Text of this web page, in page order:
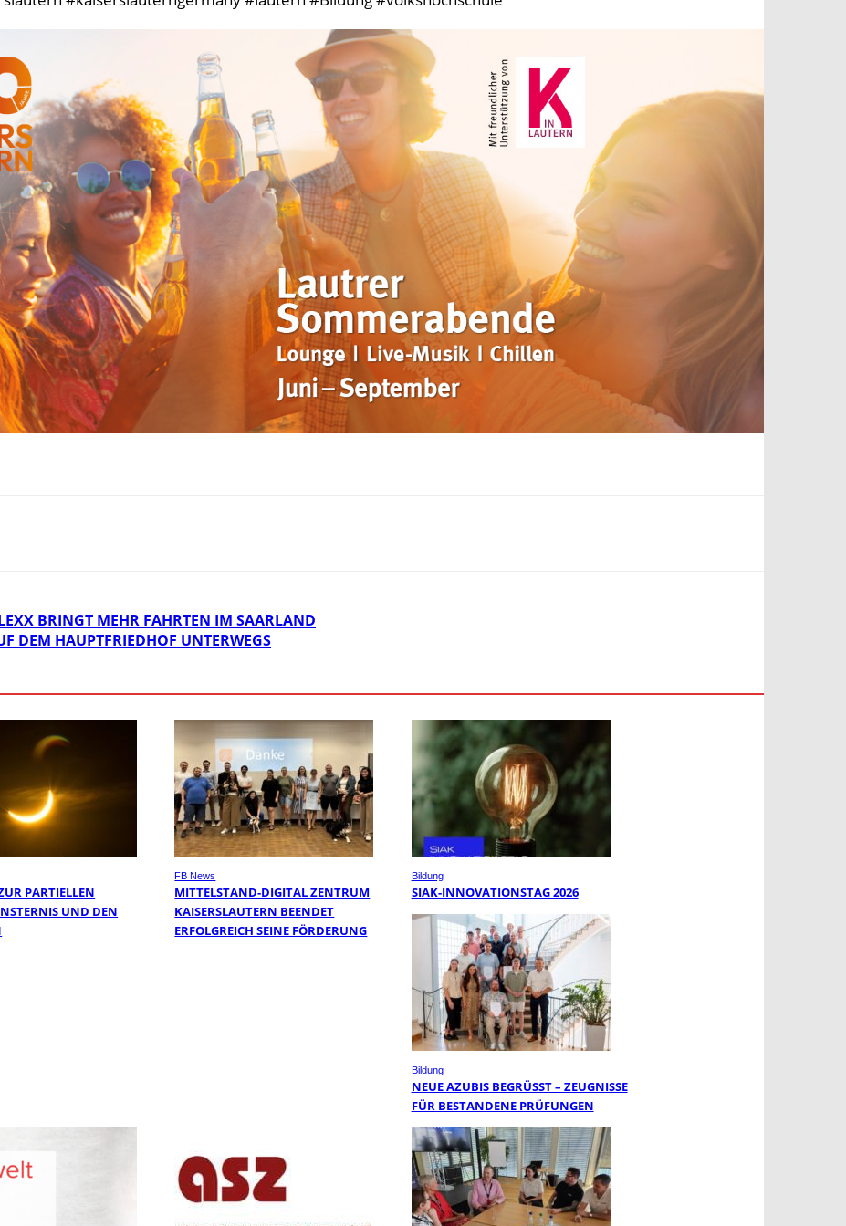
BRINGT MEHR FAHRTEN IM SAARLAND
DEM HAUPTFRIEDHOF UNTERWEGS
PARTIELLEN
UND DEN
FB News
MITTELSTAND-DIGITAL ZENTRUM
KAISERSLAUTERN BEENDET
ERFOLGREICH SEINE FÖRDERUNG
Bildung
SIAK-INNOVATIONSTAG 2026
Bildung
NEUE AZUBIS BEGRÜSST – ZEUGNISSE F
ÜR BESTANDENE PRÜFUNGEN